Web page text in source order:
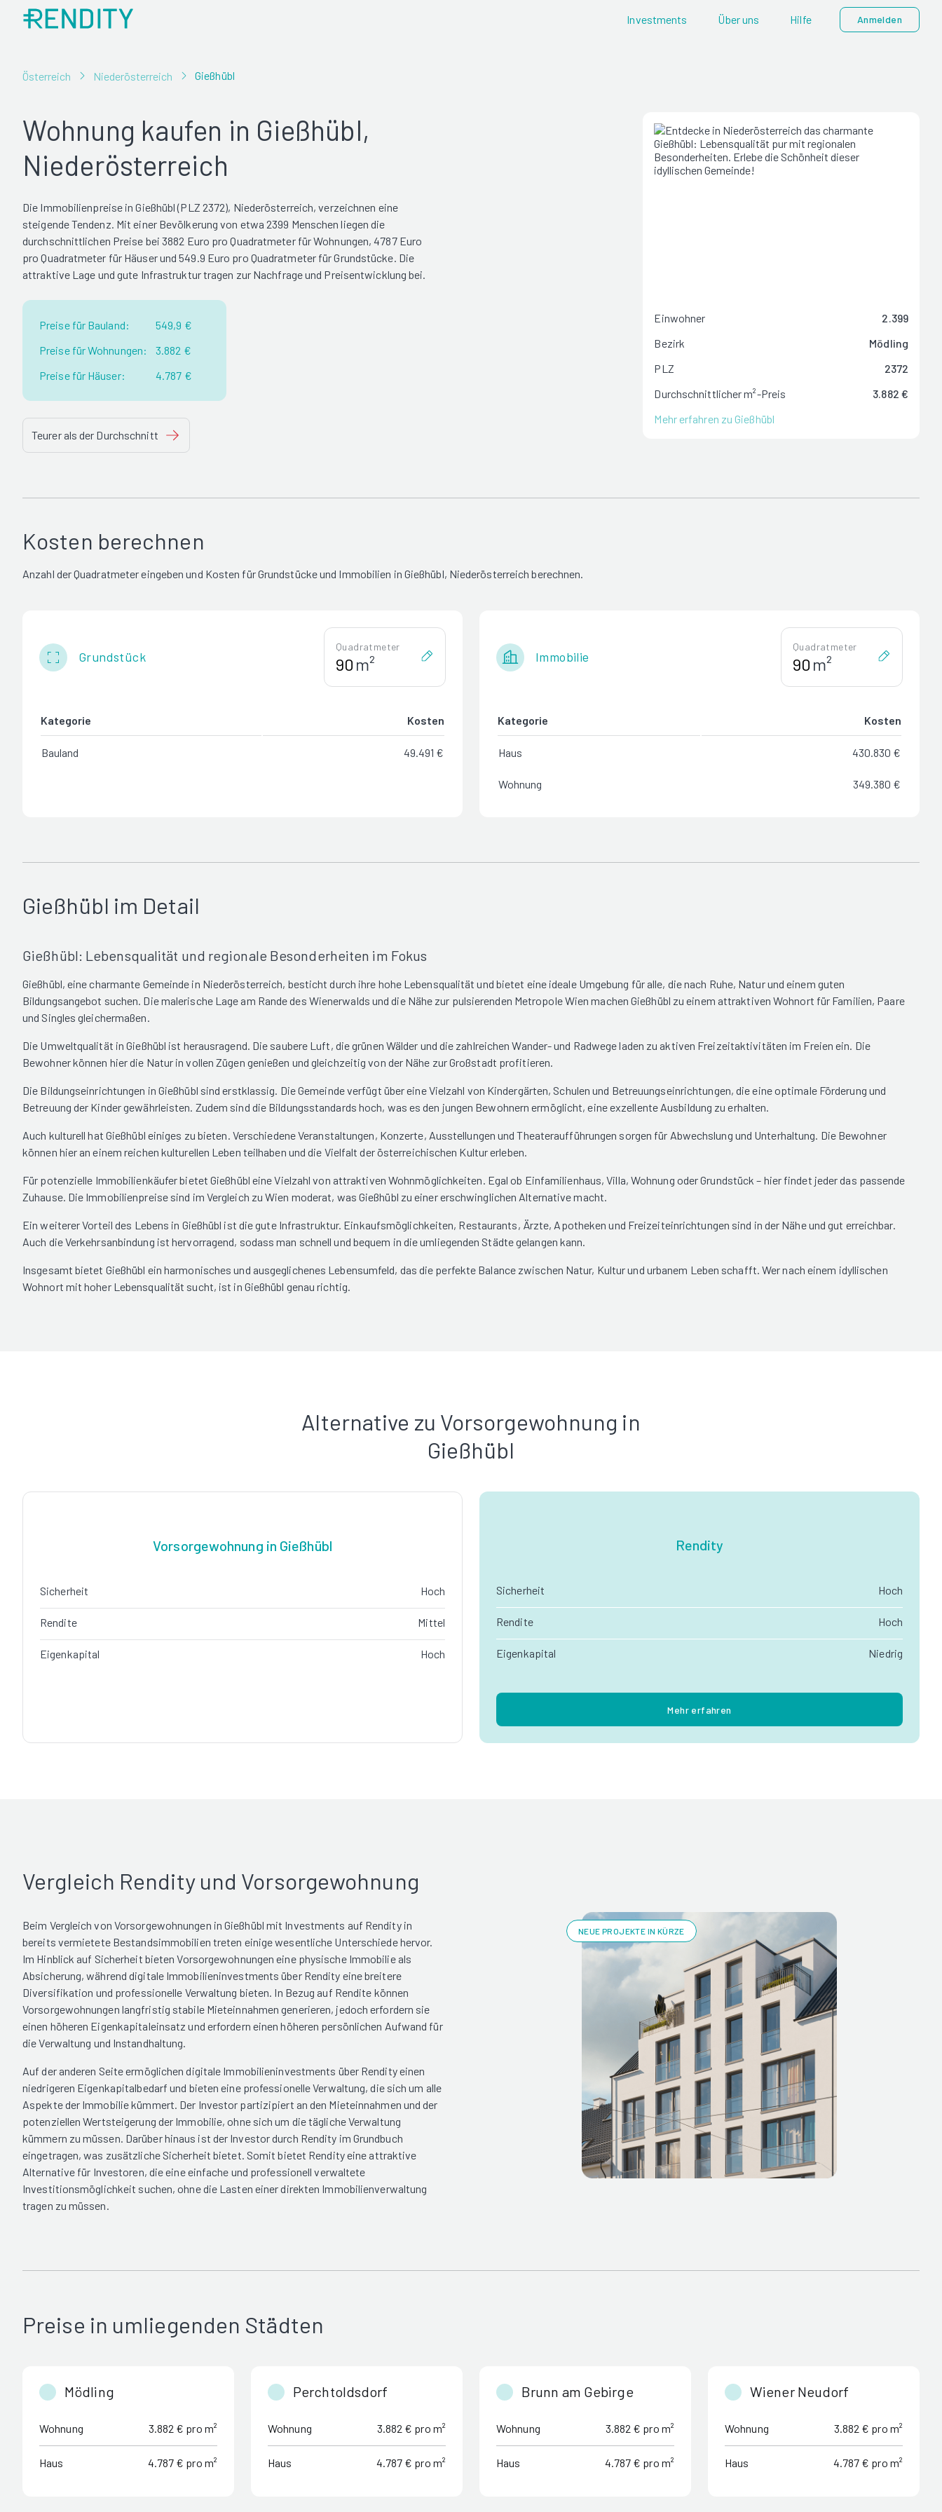
Investments Über uns Hilfe Anmelden
Österreich Niederösterreich Gießhübl
Wohnung kaufen in Gießhübl,
Niederösterreich
Die Immobilienpreise in Gießhübl (PLZ 2372), Niederösterreich, verzeichnen eine
steigende Tendenz. Mit einer Bevölkerung von etwa 2399 Menschen liegen die
durchschnittlichen Preise bei 3882 Euro pro Quadratmeter für Wohnungen, 4787 Euro
pro Quadratmeter für Häuser und 549.9 Euro pro Quadratmeter für Grundstücke. Die
attraktive Lage und gute Infrastruktur tragen zur Nachfrage und Preisentwicklung bei.
Preise für Bauland:
549,9 €
Preise für Wohnungen:
3.882 €
Preise für Häuser:
4.787 €
Teurer als der Durchschnitt
Einwohner
2.399
Bezirk
Mödling
PLZ
2372
Durchschnittlicher m²-Preis
3.882 €
Mehr erfahren zu Gießhübl
Kosten berechnen
Anzahl der Quadratmeter eingeben und Kosten für Grundstücke und Immobilien in Gießhübl, Niederösterreich berechnen.
Grundstück
Quadratmeter
m²
Kategorie Kosten
Bauland 49.491 €
Immobilie
Quadratmeter
m²
Kategorie Kosten
Haus 430.830 €
Wohnung 349.380 €
Gießhübl im Detail
Gießhübl: Lebensqualität und regionale Besonderheiten im Fokus
Gießhübl, eine charmante Gemeinde in Niederösterreich, besticht durch ihre hohe Lebensqualität und bietet eine ideale Umgebung für alle, die nach Ruhe, Natur und einem guten
Bildungsangebot suchen. Die malerische Lage am Rande des Wienerwalds und die Nähe zur pulsierenden Metropole Wien machen Gießhübl zu einem attraktiven Wohnort für Familien, Paare
und Singles gleichermaßen.
Die Umweltqualität in Gießhübl ist herausragend. Die saubere Luft, die grünen Wälder und die zahlreichen Wander- und Radwege laden zu aktiven Freizeitaktivitäten im Freien ein. Die
Bewohner können hier die Natur in vollen Zügen genießen und gleichzeitig von der Nähe zur Großstadt profitieren.
Die Bildungseinrichtungen in Gießhübl sind erstklassig. Die Gemeinde verfügt über eine Vielzahl von Kindergärten, Schulen und Betreuungseinrichtungen, die eine optimale Förderung und
Betreuung der Kinder gewährleisten. Zudem sind die Bildungsstandards hoch, was es den jungen Bewohnern ermöglicht, eine exzellente Ausbildung zu erhalten.
Auch kulturell hat Gießhübl einiges zu bieten. Verschiedene Veranstaltungen, Konzerte, Ausstellungen und Theateraufführungen sorgen für Abwechslung und Unterhaltung. Die Bewohner
können hier an einem reichen kulturellen Leben teilhaben und die Vielfalt der österreichischen Kultur erleben.
Für potenzielle Immobilienkäufer bietet Gießhübl eine Vielzahl von attraktiven Wohnmöglichkeiten. Egal ob Einfamilienhaus, Villa, Wohnung oder Grundstück – hier findet jeder das passende
Zuhause. Die Immobilienpreise sind im Vergleich zu Wien moderat, was Gießhübl zu einer erschwinglichen Alternative macht.
Ein weiterer Vorteil des Lebens in Gießhübl ist die gute Infrastruktur. Einkaufsmöglichkeiten, Restaurants, Ärzte, Apotheken und Freizeiteinrichtungen sind in der Nähe und gut erreichbar.
Auch die Verkehrsanbindung ist hervorragend, sodass man schnell und bequem in die umliegenden Städte gelangen kann.
Insgesamt bietet Gießhübl ein harmonisches und ausgeglichenes Lebensumfeld, das die perfekte Balance zwischen Natur, Kultur und urbanem Leben schafft. Wer nach einem idyllischen
Wohnort mit hoher Lebensqualität sucht, ist in Gießhübl genau richtig.
Alternative zu Vorsorgewohnung in
Gießhübl
Vorsorgewohnung in Gießhübl
Sicherheit Hoch
Rendite Mittel
Eigenkapital Hoch
Rendity
Sicherheit Hoch
Rendite Hoch
Eigenkapital Niedrig
Mehr erfahren
Vergleich Rendity und Vorsorgewohnung
Beim Vergleich von Vorsorgewohnungen in Gießhübl mit Investments auf Rendity in
bereits vermietete Bestandsimmobilien treten einige wesentliche Unterschiede hervor.
Im Hinblick auf Sicherheit bieten Vorsorgewohnungen eine physische Immobilie als
Absicherung, während digitale Immobilieninvestments über Rendity eine breitere
Diversifikation und professionelle Verwaltung bieten. In Bezug auf Rendite können
Vorsorgewohnungen langfristig stabile Mieteinnahmen generieren, jedoch erfordern sie
einen höheren Eigenkapitaleinsatz und erfordern einen höheren persönlichen Aufwand für
die Verwaltung und Instandhaltung.
Auf der anderen Seite ermöglichen digitale Immobilieninvestments über Rendity einen
niedrigeren Eigenkapitalbedarf und bieten eine professionelle Verwaltung, die sich um alle
Aspekte der Immobilie kümmert. Der Investor partizipiert an den Mieteinnahmen und der
potenziellen Wertsteigerung der Immobilie, ohne sich um die tägliche Verwaltung
kümmern zu müssen. Darüber hinaus ist der Investor durch Rendity im Grundbuch
eingetragen, was zusätzliche Sicherheit bietet. Somit bietet Rendity eine attraktive
Alternative für Investoren, die eine einfache und professionell verwaltete
Investitionsmöglichkeit suchen, ohne die Lasten einer direkten Immobilienverwaltung
tragen zu müssen.
NEUE PROJEKTE IN KÜRZE
Preise in umliegenden Städten
Mödling
Wohnung 3.882 € pro m²
Haus 4.787 € pro m²
Perchtoldsdorf
Wohnung 3.882 € pro m²
Haus 4.787 € pro m²
Brunn am Gebirge
Wohnung 3.882 € pro m²
Haus 4.787 € pro m²
Wiener Neudorf
Wohnung 3.882 € pro m²
Haus 4.787 € pro m²